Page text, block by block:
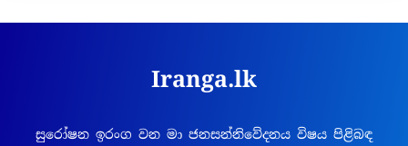
Iranga.lk
සුරෝෂන ඉරංග වන මා ජනසන්නිවේදනය විෂය පිළිබඳ